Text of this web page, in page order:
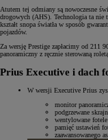
Atutem tej odmiany są nowoczesne
drogowych (AHS). Technologia ta nie
kształt snopa światła w sposób
pojazdów.
Za wersję Prestige zapłacimy od 211
panoramiczny z ręcznie sterowaną
Prius Executive i dach
W wersji Executive Prius
monitor
podgrzewane
wentylowane fotele
pamięć ustawień
zaawansowanego